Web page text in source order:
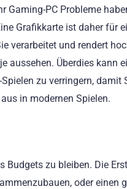
Gaming-PC Probleme
Grafikkarte ist daher für
verarbeitet und rendert
aussehen. Überdies kann
zu verringern, damit
in modernen Spielen.
Budgets zu bleiben. Die
oder einen